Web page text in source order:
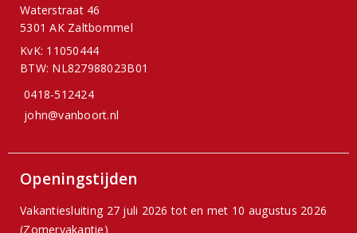
Waterstraat 46
5301 AK Zaltbommel
KvK: 11050444
BTW: NL827988023B01
0418-512424
john@vanboort.nl
Openingstijden
Vakantiesluiting 27 juli 2026 tot en met 10 augustus 2026
(Zomervakantie)